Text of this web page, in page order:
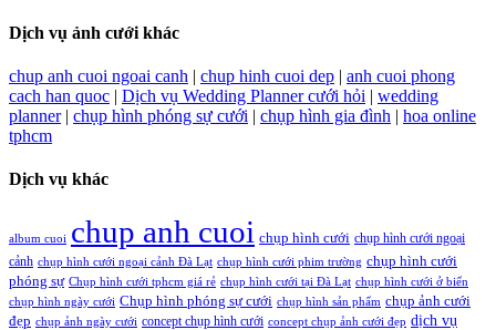
Dịch vụ ảnh cưới khác
chup anh cuoi ngoai canh | chup hinh cuoi dep | anh cuoi phong
cach han quoc | Dịch vụ Wedding Planner cưới hỏi | wedding
planner| chụp hình phóng sự cưới | chụp hình gia đình | hoa online
tphcm
Dịch vụ khác
album cuoi chup anh cuoi chụp hình cưới chụp hình cưới ngoại
cảnh chụp hình cưới ngoại cảnh Đà Lạt chụp hình cưới phim trường chụp hình cưới
phóng sự Chụp hình cưới tphcm giá rẻ chụp hình cưới tại Đà Lạt chụp hình cưới ở biển
chụp hình ngày cưới Chụp hình phóng sự cưới chụp hình sản phẩm chụp ảnh cưới
đẹp chụp ảnh ngày cưới concept chụp hình cưới concept chụp ảnh cưới đẹp dịch vụ